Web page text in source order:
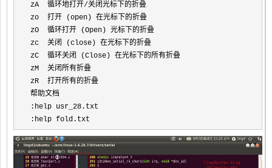
zA  循环地打开/关闭光标下的折叠
zo  打开 (open) 在光标下的折叠
zO  循环打开 (Open) 光标下的折叠
zc  关闭 (close) 在光标下的折叠
zC  循环关闭 (Close) 在光标下的所有折叠
zM  关闭所有折叠
zR  打开所有的折叠
帮助文档
:help usr_28.txt
:help fold.txt